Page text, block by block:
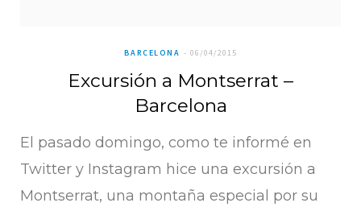
BARCELONA 06/04/2015
Excursión a Montserrat –
Barcelona
El pasado domingo, como te informé en
Twitter y Instagram hice una excursión a
Montserrat, una montaña especial por su